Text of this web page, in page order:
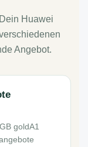
Huawei
Angebot.
goldA1